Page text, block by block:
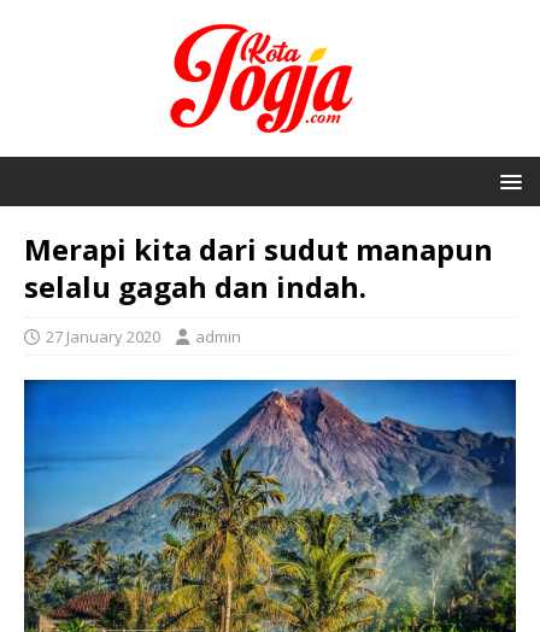
Merapi kita dari sudut manapun
selalu gagah dan indah.
27 January 2020 admin